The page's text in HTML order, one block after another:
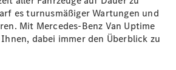
es turnusmäßiger Wartungen und
Mit Mercedes-Benz Van Uptime
dabei immer den Überblick zu